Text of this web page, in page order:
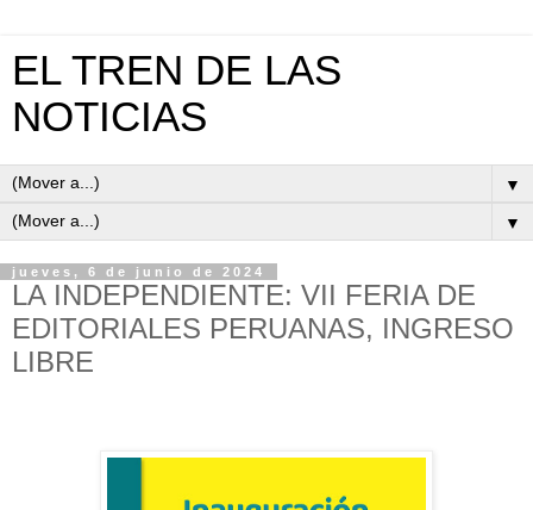
EL TREN DE LAS
NOTICIAS
▼
▼
jueves, 6 de junio de 2024
LA INDEPENDIENTE: VII FERIA DE
EDITORIALES PERUANAS, INGRESO
LIBRE